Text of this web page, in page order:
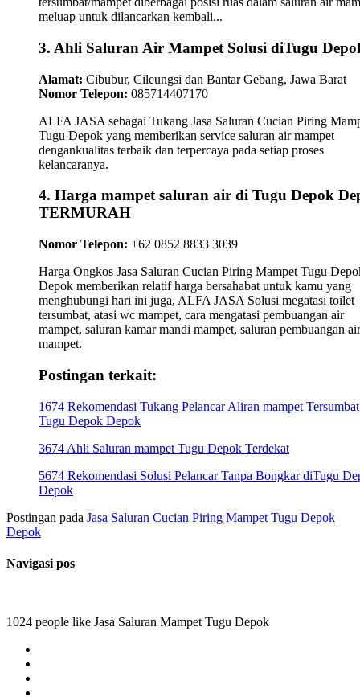
meluap untuk dilancarkan kembali...
3. Ahli Saluran Air Mampet Solusi diTugu
Alamat: Cibubur, Cileungsi dan Bantar Gebang, Jawa Barat
Nomor Telepon: 085714407170
ALFA JASA sebagai Tukang Jasa Saluran Cucian Piring
Tugu Depok yang memberikan service saluran air mampet
dengankualitas terbaik dan terpercaya pada setiap proses
kelancaranya.
4. Harga mampet saluran air di Tugu Depok
TERMURAH
Nomor Telepon: +62 0852 8833 3039
Harga Ongkos Jasa Saluran Cucian Piring Mampet Tugu
Depok memberikan relatif harga bersahabat untuk kamu yang
menghubungi hari ini juga, ALFA JASA Solusi megatasi toilet
tersumbat, atasi wc mampet, cara mengatasi pembuangan air
mampet, saluran kamar mandi mampet, saluran pembuangan air
mampet.
Postingan terkait:
1674 Rekomendasi Tukang Pelancar Aliran mampet
Tugu Depok Depok
3674 Ahli Saluran mampet Tugu Depok Terdekat
5674 Rekomendasi Solusi Pelancar Tanpa Bongkar diTugu
Depok
Postingan pada Jasa Saluran Cucian Piring Mampet Tugu Depok
Depok
Navigasi pos
1024 people like Jasa Saluran Mampet Tugu Depok